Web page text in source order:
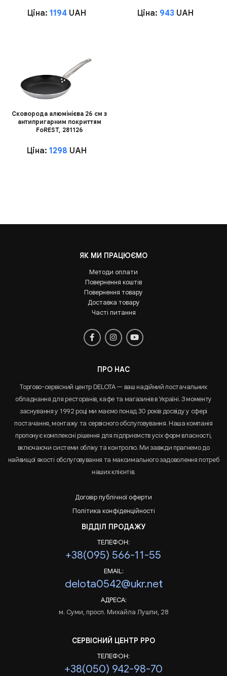
Ціна: 1194 UAH Ціна: 943 UAH
Сковорода алюмінієва 26 см з
антипригарним покриттям
FoREST, 281126
Ціна: 1298 UAH
ЯК МИ ПРАЦЮЄМО
Методи оплати
Повернення коштів
Повернення товару
Доставка товару
Часті питання
ПРО НАС
Торгово-сервісний центр DELOTA — ваш надійний постачальник
обладнання для ресторанів, кафе та магазинів в Україні. З моменту
заснування у 1992 році ми маємо понад 30 років досвіду у сфері
постачання, монтажу та сервісного обслуговування. Наша компанія
пропонує комплексні рішення для підприємств усіх форм власності,
включаючи системи обліку та контролю. Ми завжди прагнемо до
найвищої якості обслуговування та максимального задоволення потреб
наших клієнтів.
Договір публічної оферти
Політика конфіденційності
ВІДДІЛ ПРОДАЖУ
ТЕЛЕФОН:
+38(095) 566-11-55
EMAIL:
delota0542@ukr.net
АДРЕСА:
м. Суми, просп. Михайла Лушпи, 28
СЕРВІСНИЙ ЦЕНТР РРО
ТЕЛЕФОН:
+38(050) 942-98-70